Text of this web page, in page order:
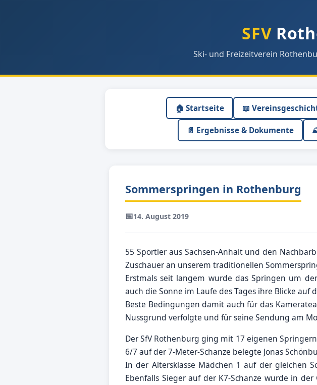
SFV
Ski- und Freizeitverein
🏠 Startseite 📖
📄 Ergebnisse & Dokumente
Sommerspringen in Rothenburg
📅14. August 2019
55 Sportler aus Sachsen-Anhalt und den
Zuschauer an unserem traditionellen
Erstmals seit langem wurde das Springen um
auch die Sonne im Laufe des Tages ihre Blicke
Beste Bedingungen damit auch für das
Nussgrund verfolgte und für seine Sendung am
Der SfV Rothenburg ging mit 17 eigenen
6/7 auf der 7-Meter-Schanze belegte Jonas
In der Altersklasse Mädchen 1 auf der gleichen
Ebenfalls Sieger auf der K7-Schanze wurde in